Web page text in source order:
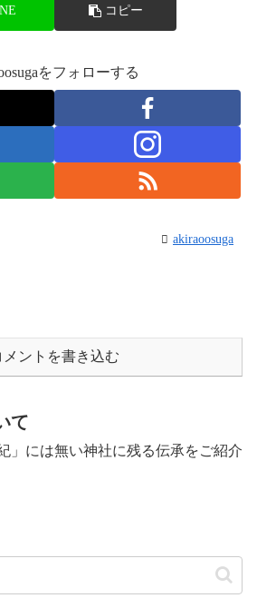
コピー
をフォローする
akiraoosuga
メントを書き込む
て
」には無い神社に残る伝承をご紹介